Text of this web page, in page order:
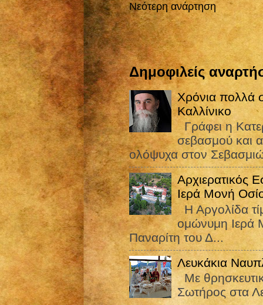
Νεότερη ανάρτηση
Δημοφιλείς
Χρόνια πολλά
Καλλίνικο
Γράφει η
σεβασμού και
ολόψυχα στον
Αρχιερατικός
Ιερά Μονή
Η Αργολίδα
ομώνυμη Ιερά
Παναρίτη του Δ...
Λευκάκια
Με
Σωτήρος στα